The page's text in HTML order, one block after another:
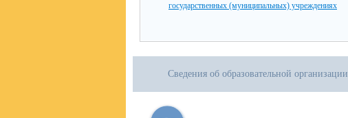
государственных (муниципальных) учреждениях
Сведения об образовательной организации